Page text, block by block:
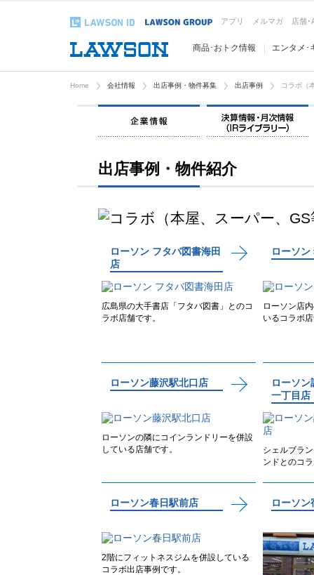
アプリ メルマガ 店舗･
商品･おトク情報 エンタメ･
Home 会社情報 出店事例・物件募集 出店事例 コラボ（
企業情報
出店事例・物件紹介
ローソン フタバ図書海田
店
広島県の大手書店「フタバ図書」とのコ
ラボ店舗です。
ローソン
ローソン店
いるコラボ
ローソン藤沢駅北口店
ローソンの隣にコインランドリーを併設
している店舗です。
ローソン
一丁目店
シェルブラ
ンドとのコ
ローソン春日駅前店
2階にフィットネスジムを併設している
コラボ出店事例です。
ローソン